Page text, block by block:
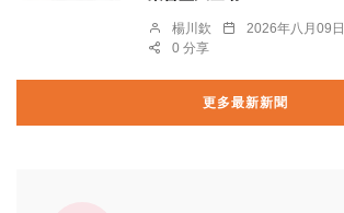
楊川欽 2026年八月09日
0 分享
更多最新新聞